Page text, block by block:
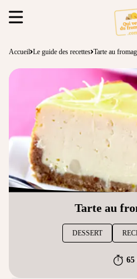
Accueil Le guide des recettes Tarte au
Tarte au
DESSERT
65